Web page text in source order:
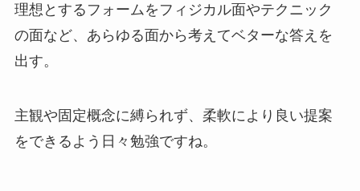
理想とするフォームをフィジカル面やテクニック
の面など、あらゆる面から考えてベターな答えを
出す。
主観や固定概念に縛られず、柔軟により良い提案
をできるよう日々勉強ですね。